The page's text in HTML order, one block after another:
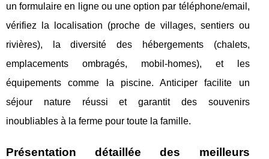
un formulaire en ligne ou une option par téléphone/email,
vérifiez la localisation (proche de villages, sentiers ou
rivières), la diversité des hébergements (chalets,
emplacements ombragés, mobil-homes), et les
équipements comme la piscine. Anticiper facilite un
séjour nature réussi et garantit des souvenirs
inoubliables à la ferme pour toute la famille.
Présentation détaillée des meilleurs